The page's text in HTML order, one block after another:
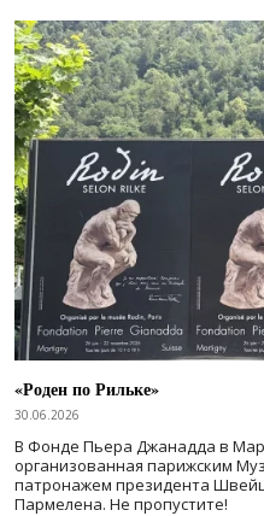
«Роден по Рильке»
30.06.2026
В Фонде Пьера Джанадда в
организованная парижским
патронажем президента
Пармелена. Не пропустите!